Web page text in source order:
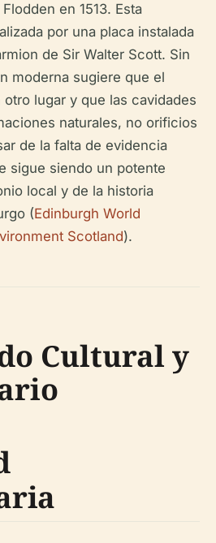
en 1513. Esta
por una placa instalada
de Sir Walter Scott. Sin
moderna sugiere que el
lugar y que las cavidades
naturales, no orificios
de la falta de evidencia
sigue siendo un potente
local y de la historia
(Edinburgh World
Scotland).
Cultural y